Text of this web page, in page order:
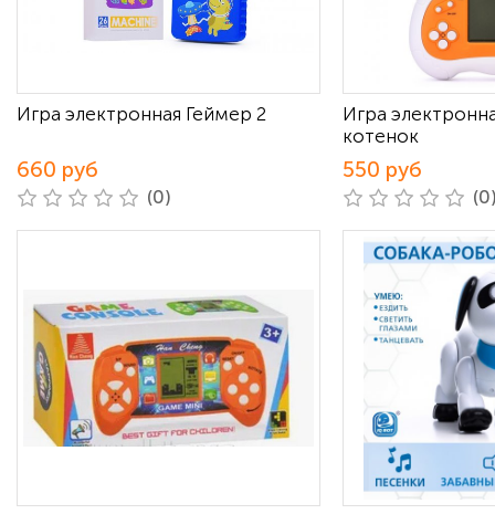
Игра электронная Геймер 2
660 руб
(0)
Игра
котенок
550 руб